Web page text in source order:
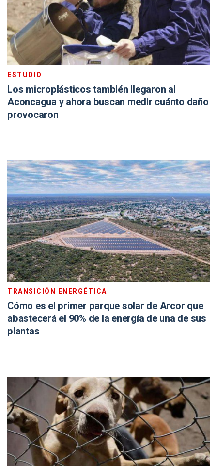
ESTUDIO
Los microplásticos también llegaron al
Aconcagua y ahora buscan medir cuánto daño
provocaron
TRANSICIÓN ENERGÉTICA
Cómo es el primer parque solar de Arcor que
abastecerá el 90% de la energía de una de sus
plantas